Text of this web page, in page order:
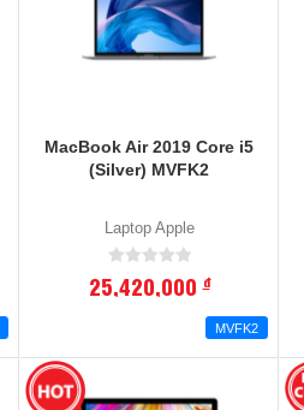
MacBook Air 2019 Core i5
(Silver) MVFK2
Laptop Apple
25,420,000đ
MVFK2